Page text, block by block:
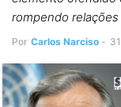
rompendo
Por Carlos Narciso -